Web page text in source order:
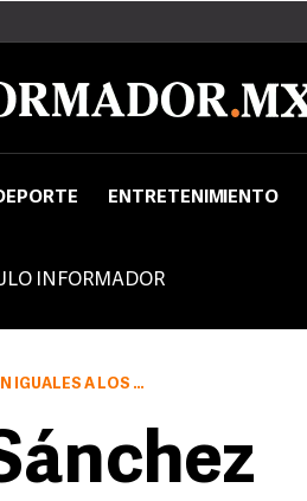
ENTRETENIMIENTO
INFORMADOR
-ÉDER SÁNCHEZ-